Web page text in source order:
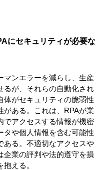
にセキュリティが必要な
マンエラーを減らし、生産
るが、それらの自動化され
体がセキュリティの脆弱性
がある。これは、RPAが業
でアクセスする情報が機密
タや個人情報を含む可能性
ある。不適切なアクセスや
企業の評判や法的遵守を損
える。